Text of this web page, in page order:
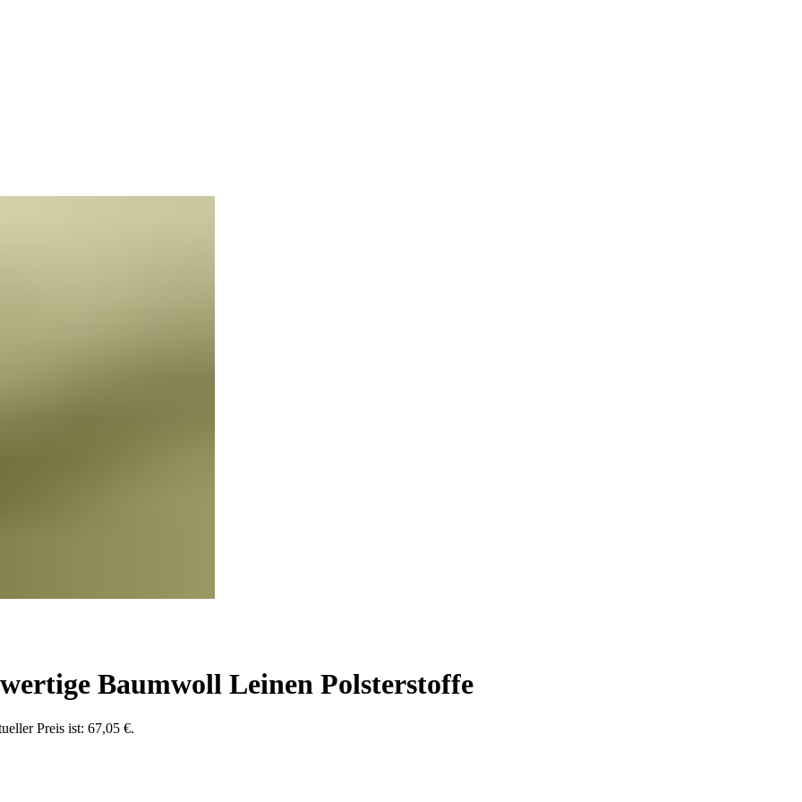
Baumwoll Leinen Polsterstoffe
Preis ist: 67,05 €.